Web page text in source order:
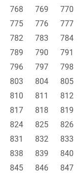
768 769 770
775 776 777
782 783 784
789 790 791
796 797 798
803 804 805
810 811 812
817 818 819
824 825 826
831 832 833
838 839 840
845 846 847